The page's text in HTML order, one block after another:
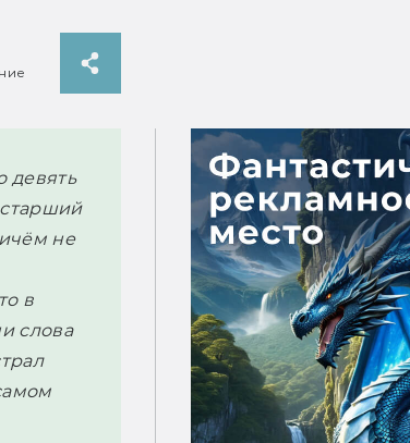
девять
не
в
слова